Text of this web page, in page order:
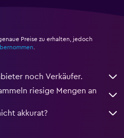
Preise zu erhalten, jedoch
.
noch Verkäufer.
riesige Mengen an
akkurat?